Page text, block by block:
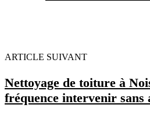
ARTICLE SUIVANT
Nettoyage de toiture à
fréquence intervenir sans